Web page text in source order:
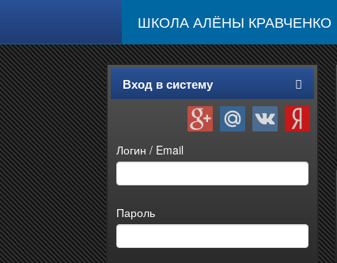
ШКОЛА АЛЁНЫ КРАВЧЕНКО
Вход в систему
Логин / Email
Пароль